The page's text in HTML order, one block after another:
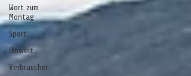
Wort zum
Montag
Sport
Umwelt
Verbraucher